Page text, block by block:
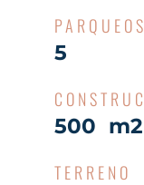
PARQUEOS
5
500 m2
TERRENO